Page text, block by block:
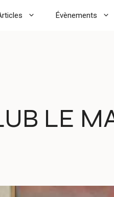
Évènements
LE